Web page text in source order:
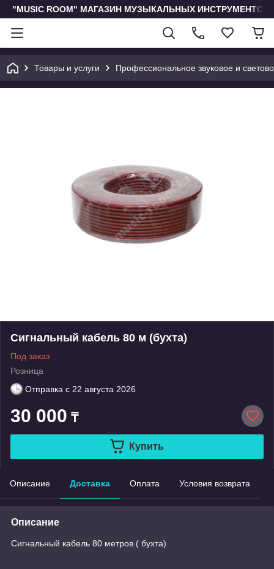
"MUSIC ROOM" МАГАЗИН МУЗЫКАЛЬНЫХ
Товары и услуги Профессиональное звуковое и
Сигнальный кабель 80 м (бухта)
Под заказ
Розница
Отправка с 22 августа 2026
30 000 ₸
Купить
Описание Доставка Оплата Условия возврата
Описание
Сигнальный кабель 80 метров ( бухта)